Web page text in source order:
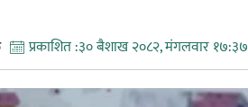
प्रकाशित :३० बैशाख २०८२, मंगलवार १७:३७